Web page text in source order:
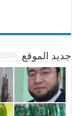
جديد الموقع